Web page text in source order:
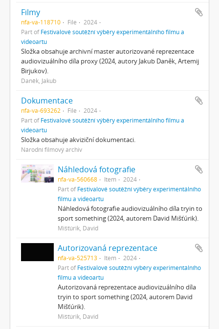
Filmy
nfa-va-118710 File
2024
Part ofFestivalové soutěžní výběry experimentálního filmu a
videoartu
Složka obsahuje archivní master autorizované reprezentace
audiovizuálního díla proxy (2024, autory Jakub Daněk, Artemij
Birjukov).
Daněk, Jakub
Dokumentace
nfa-va-693262 File
2024
Part ofFestivalové soutěžní výběry experimentálního filmu a
videoartu
Složka obsahuje akviziční dokumentaci.
Národní filmový archiv
Náhledová fotografie
nfa-va-560668 Item
2024
Part ofFestivalové soutěžní výběry experimentálního
filmu a videoartu
Náhledová fotografie audiovizuálního díla tryin to
sport something (2024, autorem David Mišťúrik).
Mišťúrik, David
Autorizovaná reprezentace
nfa-va-525713 Item
2024
Part ofFestivalové soutěžní výběry experimentálního
filmu a videoartu
Autorizovaná reprezentace audiovizuálního díla
tryin to sport something (2024, autorem David
Mišťúrik).
Mišťúrik, David